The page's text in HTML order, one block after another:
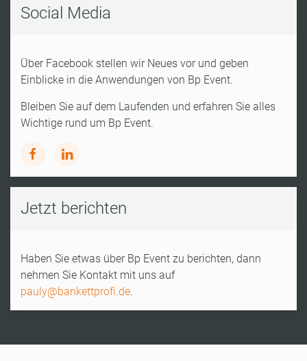
Social Media
Über Facebook stellen wir Neues vor und geben
Einblicke in die Anwendungen von Bp Event.
Bleiben Sie auf dem Laufenden und erfahren Sie alles
Wichtige rund um Bp Event.
Jetzt berichten
Haben Sie etwas über Bp Event zu berichten, dann
nehmen Sie Kontakt mit uns auf
pauly@bankettprofi.de.